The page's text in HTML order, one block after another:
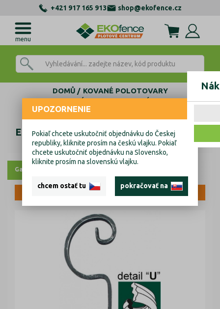
+421 917 165 913 shop@ekofence.cz
menu
DOMŮ
KOVANÉ POLOTOVARY
TVAROVÉ ELEMENTY
JINÉ TVARY
Element tvarovaný,kovaný prvek 280x80, 12x6mm
Element tvarovaný,kovaný prvek 280x80,
12x6mm
Galerie
VÝPRODEJ
UPOZORNENIE
Pokiaľ chcete uskutočniť objednávku do Českej
republiky, kliknite prosím na českú vlajku. Pokiaľ
chcete uskutočniť objednávku na Slovensko,
kliknite prosím na slovenskú vlajku.
chcem ostať tu pokračovať na